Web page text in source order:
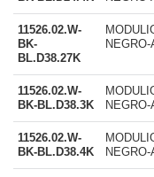
11526.02.W-
BK-
BL.D38.27K
11526.02.W-
BK-BL.D38.3K
11526.02.W-
BK-BL.D38.4K